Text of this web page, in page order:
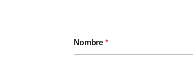
Nombre *